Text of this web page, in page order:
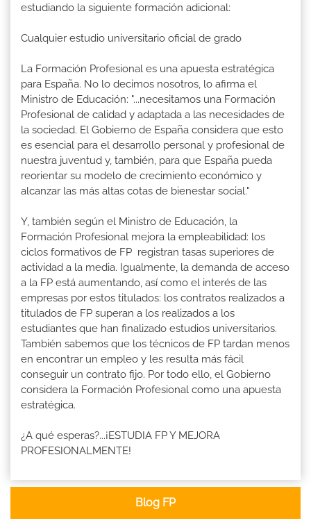
estudiando la siguiente formación adicional:
Cualquier estudio universitario oficial de grado
La Formación Profesional es una apuesta estratégica
para España. No lo decimos nosotros, lo afirma el
Ministro de Educación: "...necesitamos una Formación
Profesional de calidad y adaptada a las necesidades de
la sociedad. El Gobierno de España considera que esto
es esencial para el desarrollo personal y profesional de
nuestra juventud y, también, para que España pueda
reorientar su modelo de crecimiento económico y
alcanzar las más altas cotas de bienestar social."
Y, también según el Ministro de Educación, la
Formación Profesional mejora la empleabilidad: los
ciclos formativos de FP registran tasas superiores de
actividad a la media. Igualmente, la demanda de acceso
a la FP está aumentando, así como el interés de las
empresas por estos titulados: los contratos realizados a
titulados de FP superan a los realizados a los
estudiantes que han finalizado estudios universitarios.
También sabemos que los técnicos de FP tardan menos
en encontrar un empleo y les resulta más fácil
conseguir un contrato fijo. Por todo ello, el Gobierno
considera la Formación Profesional como una apuesta
estratégica.
¿A qué esperas?...¡ESTUDIA FP Y MEJORA
PROFESIONALMENTE!
Blog FP